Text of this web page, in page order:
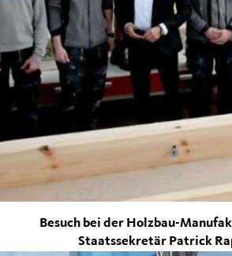
Besuch bei der Holzbau-
Staatssekretär Patrick